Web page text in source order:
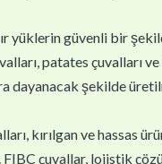
yüklerin güvenli bir
patates çuvalları ve
dayanacak şekilde
kırılgan ve hassas
FIBC çuvallar, lojistik